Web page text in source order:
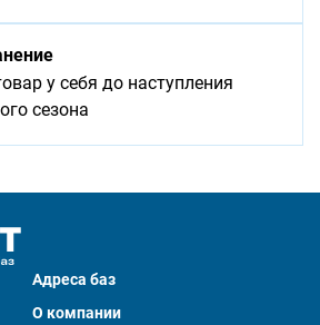
у себя до наступления
сезона
Адреса баз
О компании